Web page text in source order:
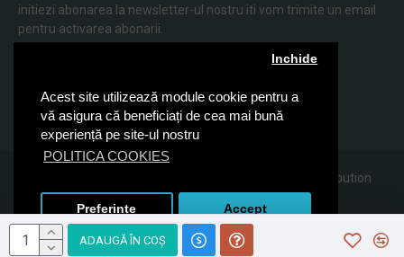
Acest site utilizează module cookie pentru a
vă asigura că beneficiați de cea mai bună
experiență pe site-ul nostru
POLITICA COOKIES
Inchide
Preferinte Accept
ADAUGĂ ÎN COŞ
initiezi abonarea la newsletter-ul nostru iti vom trimite un email
pentru activarea abonarii.
Abonare
Am citit şi sunt de acord cu Politica de Confidentialitate
© 2019, Papir.ro, Toate drepturile rezervate Sanito Distribution